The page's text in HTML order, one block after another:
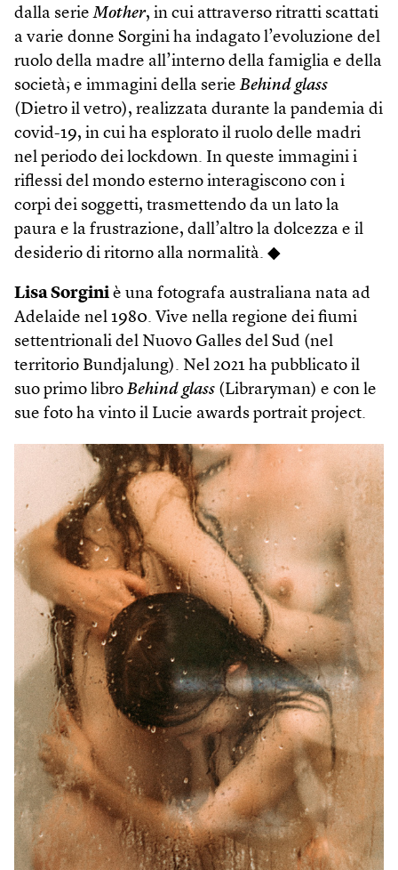
dalla serieMother, in cui attraverso ritratti scattati
a varie donne Sorgini ha indagato l’evoluzione del
ruolo della madre all’interno della famiglia e della
società; e immagini della serie Behind glass
(Dietro il vetro), realizzata durante la pandemia di
covid-19, in cui ha esplorato il ruolo delle madri
nel periodo dei lockdown. In queste immagini i
riflessi del mondo esterno interagiscono con i
corpi dei soggetti, trasmettendo da un lato la
paura e la frustrazione, dall’altro la dolcezza e il
desiderio di ritorno alla normalità. ◆
Lisa Sorgini è una fotografa australiana nata ad
Adelaide nel 1980. Vive nella regione dei fiumi
settentrionali del Nuovo Galles del Sud (nel
territorio Bundjalung). Nel 2021 ha pubblicato il
suo primo libro Behind glass (Libraryman) e con le
sue foto ha vinto il Lucie awards portrait project.